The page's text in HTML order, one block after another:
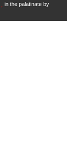
in the palatinate by